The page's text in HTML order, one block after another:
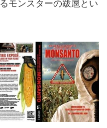
モンスターの跋扈とい